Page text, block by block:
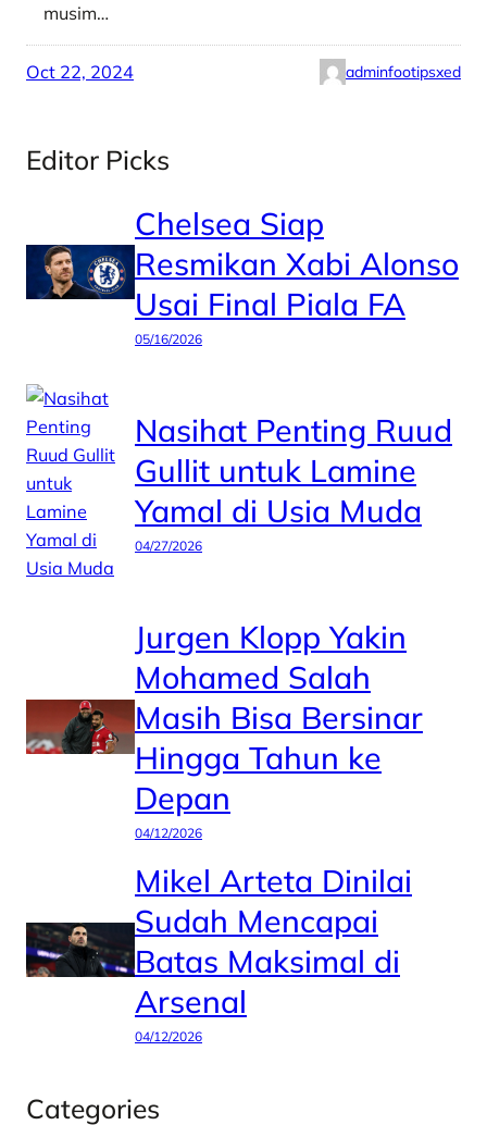
musim…
Oct 22, 2024 adminfootipsxed
Editor Picks
Chelsea Siap
Resmikan Xabi Alonso
Usai Final Piala FA
05/16/2026
Nasihat Penting Ruud
Gullit untuk Lamine
Yamal di Usia Muda
04/27/2026
Jurgen Klopp Yakin
Mohamed Salah
Masih Bisa Bersinar
Hingga Tahun ke
Depan
04/12/2026
Mikel Arteta Dinilai
Sudah Mencapai
Batas Maksimal di
Arsenal
04/12/2026
Categories